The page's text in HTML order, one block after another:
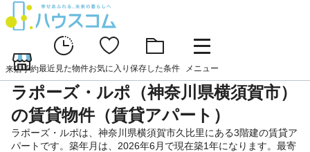
来店予約最近見た物件お気に入り 保存した条件 メニュー
ラポーズ・ルポ（神奈川県横須賀市）
の賃貸物件（賃貸アパート）
ラポーズ・ルポは、神奈川県横須賀市久比里にある3階建の賃貸ア
パートです。築年月は、2026年6月で現在築1年になります。最寄